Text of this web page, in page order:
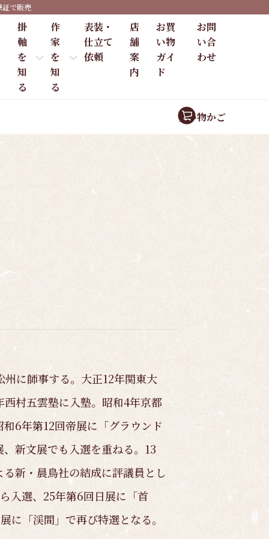
証で販売
掛
軸
を
知
る
作
家
を
知
る
表装・
仕立て
依頼
店
舗
案
内
お買
い物
ガイ
ド
お問
い合
わせ
買い物かご
に師事する。大正12年関東大
村五雲塾に入塾。昭和4年京都
6年第12回帝展に「グラウンド
新文展でも入選を重ねる。13
新・晨鳥社の結成に評議員とし
入選、25年第6回日展に「首
に「渓間」で再び特選となる。